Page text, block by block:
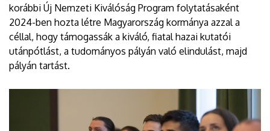
korábbi Új Nemzeti Kiválóság Program folytatásaként
2024-ben hozta létre Magyarország kormánya azzal a
céllal, hogy támogassák a kiváló, fiatal hazai kutatói
utánpótlást, a tudományos pályán való elindulást, majd
pályán tartást.